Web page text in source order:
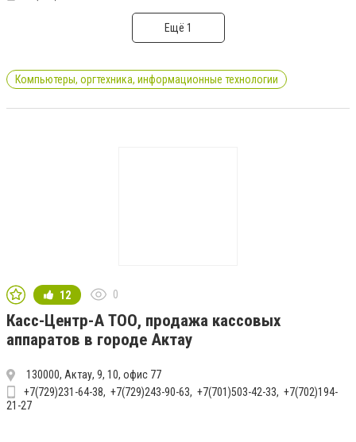
Ещё 1
Компьютеры, оргтехника, информационные технологии
12 0
Касс-Центр-А ТОО, продажа кассовых
аппаратов в городе Актау
130000, Актау, 9, 10, офис 77
+7(729)231-64-38
+7(729)243-90-63 +7(701)503-42-33
+7(702)194-
21-27